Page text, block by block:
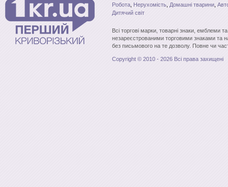
Робота Нерухомість Домашні тварини
Дитячий світ
Всі торгові марки, товарні знаки, емблеми
незареєстрованими торговими знаками та
без письмового на те дозволу. Повне чи
Copyright © 2010 - 2026 Всі права захищені